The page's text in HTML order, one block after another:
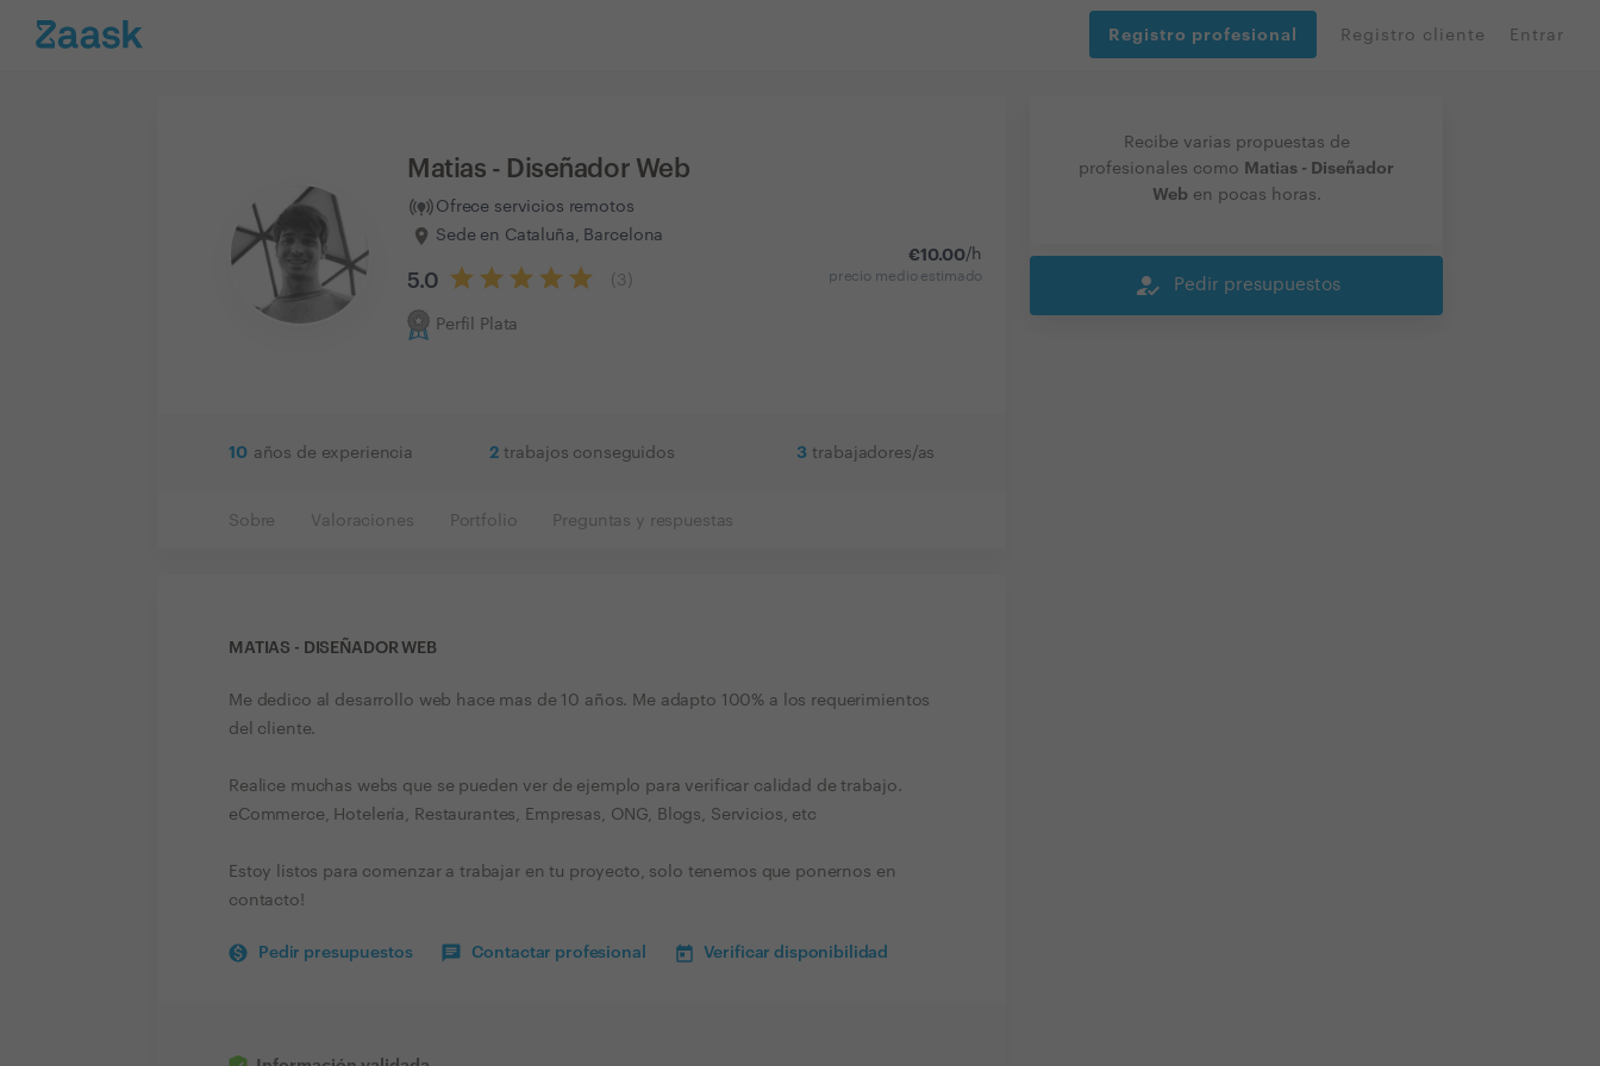
Registro profesional Registro cliente Entrar
Matias - Diseñador Web
Ofrece servicios remotos
Sede en Cataluña, Barcelona
5.0 ( 3
Perfil Plata
€10.00/h
precio medio estimado
10 años de experiencia 2 trabajos conseguidos 3 trabajadores/as
Sobre Valoraciones Portfolio Preguntas y respuestas
MATIAS - DISEÑADOR WEB
Me dedico al desarrollo web hace mas de 10 años. Me adapto 100% a los requerimientos
del cliente.
Realice muchas webs que se pueden ver de ejemplo para verificar calidad de trabajo.
eCommerce, Hotelería, Restaurantes, Empresas, ONG, Blogs, Servicios, etc
Estoy listos para comenzar a trabajar en tu proyecto, solo tenemos que ponernos en
contacto!
Pedir presupuestos Contactar profesional Verificar disponibilidad
Recibe varias propuestas de
profesionales como Matias - Diseñador
Web en pocas horas.
how_to_reg Pedir presupuestos